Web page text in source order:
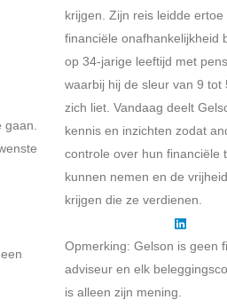
krijgen. Zijn reis leidde ertoe
financiële onafhankelijkheid
op 34-jarige leeftijd met
waarbij hij de sleur van 9 tot
zich liet. Vandaag deelt
kennis en inzichten zodat
controle over hun financiële
kunnen nemen en de
krijgen die ze verdienen.
Opmerking: Gelson is geen
adviseur en elk
is alleen zijn mening.